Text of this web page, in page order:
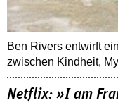
Ben Rivers entwirft
zwischen Kindheit,
Netflix: »I am